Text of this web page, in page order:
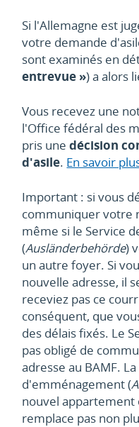
Si l'Allemagne est
votre demande
sont examinés en
entrevue ») a alors
Vous recevez une
l'Office fédéral des
pris unedécision
d'asile. En savoir
Important : si vous
communiquer votre
même si le Service
(Ausländerbehörde)
un autre foyer. Si
nouvelle adresse, il
receviez pas ce
conséquent, que
des délais fixés. Le
pas obligé de
adresse au BAMF.
d'emménagement (
nouvel appartement
remplace pas non